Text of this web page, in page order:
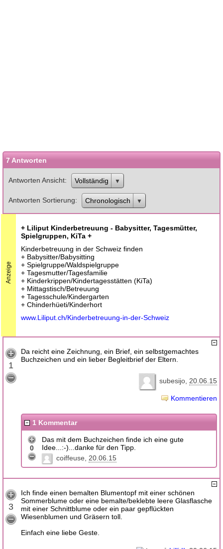
7 Antworten
Antworten Ansicht Vollständig
Antworten Sortierung Chronologisch
Anzeige
+ Liliput Kinderbetreuung - Babysitter, Tagesmütter,
Spielgruppen, KiTa +
Kinderbetreuung in der Schweiz finden
+ Babysitter/Babysitting
+ Spielgruppe/Waldspielgruppe
+ Tagesmutter/Tagesfamilie
+ Kinderkrippen/Kindertagesstätten (KiTa)
+ Mittagstisch/Betreuung
+ Tagesschule/Kindergarten
+ Chinderhüeti/Kinderhort
www.Liliput.ch/Kinderbetreuung-in-der-Schweiz
1
Da reicht eine Zeichnung, ein Brief, ein selbstgemachtes
Buchzeichen und ein lieber Begleitbrief der Eltern.
subesijo 20.06.15
Kommentieren
1 Kommentar
0
Das mit dem Buchzeichen finde ich eine gute
Idee...:-)...danke für den Tipp.
coiffeuse
20.06.15
3
Ich finde einen bemalten Blumentopf mit einer schönen
Sommerblume oder eine bemalte/beklebte leere Glasflasche
mit einer Schnittblume oder ein paar gepflückten
Wiesenblumen und Gräsern toll.
Einfach eine liebe Geste.